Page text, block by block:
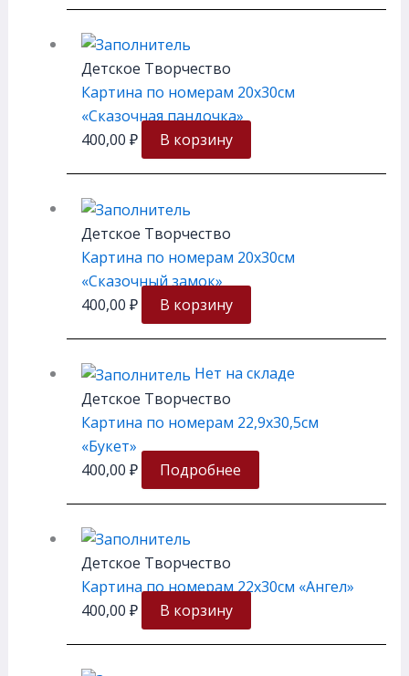
Детское Творчество
Картина по номерам 20х30см
«Сказочная пандочка»
400,00 ₽ В корзину
Детское Творчество
Картина по номерам 20х30см
«Сказочный замок»
400,00 ₽ В корзину
Нет на складе
Детское Творчество
Картина по номерам 22,9х30,5см
«Букет»
400,00 ₽ Подробнее
Детское Творчество
Картина по номерам 22х30см «Ангел»
400,00 ₽ В корзину